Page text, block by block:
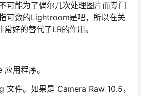
可能为了偶尔几次处理图片而专门
可数的Lightroom是吧，所以在关
好的替代了LR的作用。
用程序。
文件。如果是 Camera Raw 10.5，